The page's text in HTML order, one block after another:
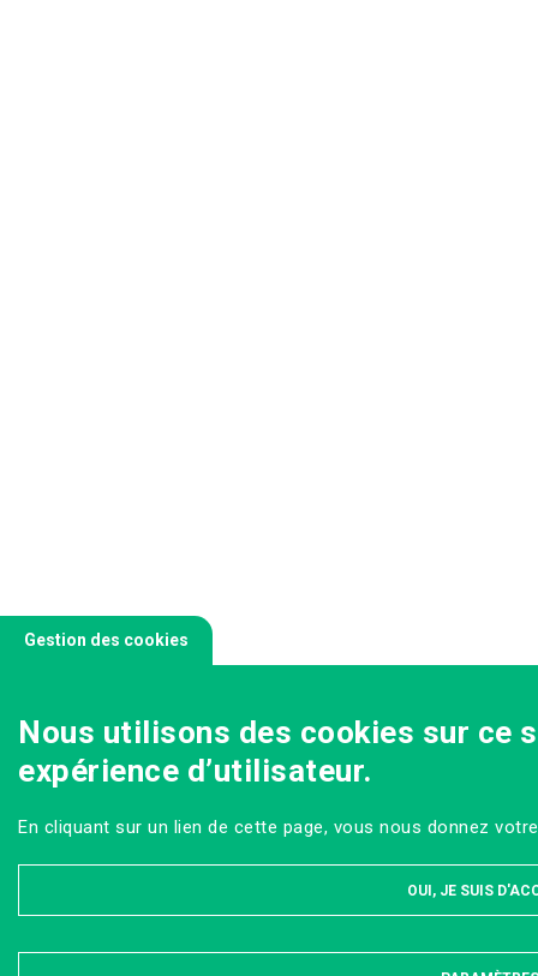
Gestion des cookies
Nous utilisons des cookies sur ce
expérience d’utilisateur.
En cliquant sur un lien de cette page, vous nous donnez
OUI, JE SUIS